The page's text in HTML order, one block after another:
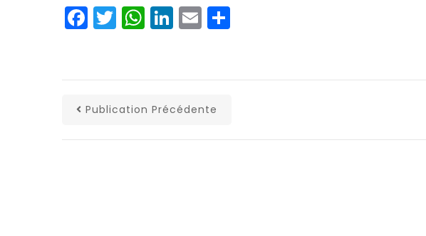
Facebook
Twitter
WhatsApp
LinkedIn
Email
Publication Précédente